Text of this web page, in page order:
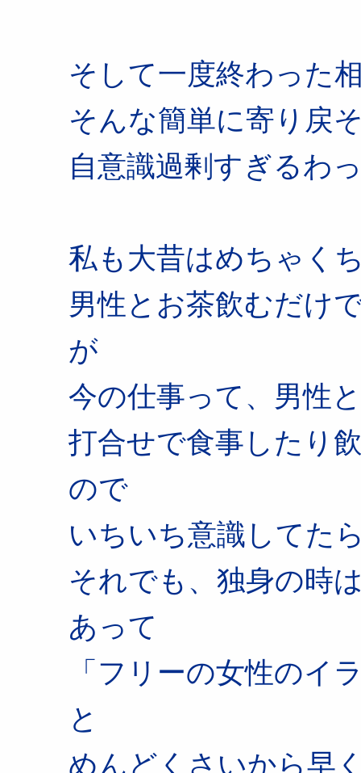
そして一度終わった
そんな簡単に寄り戻
自意識過剰すぎるわ
私も大昔はめちゃく
男性とお茶飲むだけ
が
今の仕事って、男性
打合せで食事したり
ので
いちいち意識してた
それでも、独身の時
あって
「フリーの女性のイ
と
めんどくさいから早